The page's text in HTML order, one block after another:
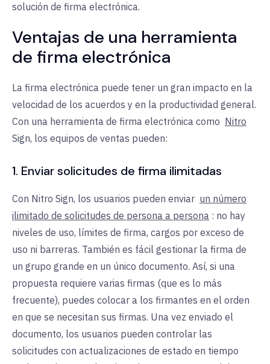
solución de firma electrónica.
Ventajas de una herramienta
de firma electrónica
La firma electrónica puede tener un gran impacto en la
velocidad de los acuerdos y en la productividad general.
Con una herramienta de firma electrónica como Nitro
Sign, los equipos de ventas pueden:
1. Enviar solicitudes de firma ilimitadas
Con Nitro Sign, los usuarios pueden enviar un número
ilimitado de solicitudes de persona a persona : no hay
niveles de uso, límites de firma, cargos por exceso de
uso ni barreras. También es fácil gestionar la firma de
un grupo grande en un único documento. Así, si una
propuesta requiere varias firmas (que es lo más
frecuente), puedes colocar a los firmantes en el orden
en que se necesitan sus firmas. Una vez enviado el
documento, los usuarios pueden controlar las
solicitudes con actualizaciones de estado en tiempo